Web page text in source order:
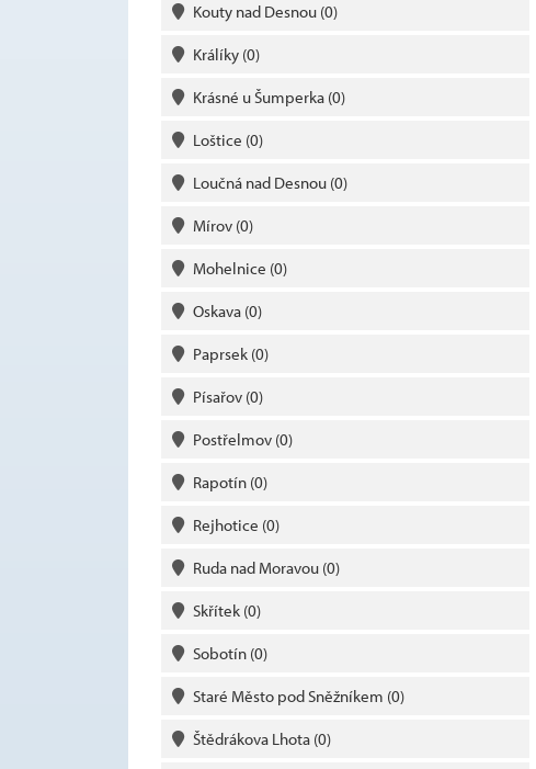
Kouty nad Desnou (0)
Králíky (0)
Krásné u Šumperka (0)
Loštice (0)
Loučná nad Desnou (0)
Mírov (0)
Mohelnice (0)
Oskava (0)
Paprsek (0)
Písařov (0)
Postřelmov (0)
Rapotín (0)
Rejhotice (0)
Ruda nad Moravou (0)
Skřítek (0)
Sobotín (0)
Staré Město pod Sněžníkem (0)
Štědrákova Lhota (0)